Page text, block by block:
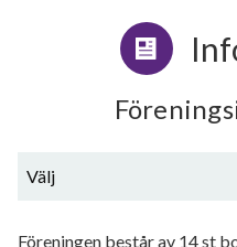
Välj
Föreningen består av 14 st